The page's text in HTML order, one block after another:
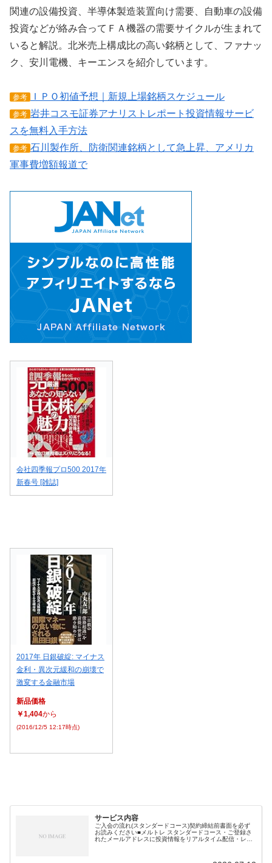
関連の設備投資、半導体製造装置向け需要、自動車の設備
投資などが絡み合ってＦＡ機器の需要サイクルが生まれて
いると解説。北米売上構成比の高い銘柄として、ファナッ
ク、安川電機、キーエンスを紹介しています。
参考 ＩＰＯ初値予想｜新規上場銘柄スケジュール
参考 岩井コスモ証券アナリストレポート投資情報サービ
スを無料入手方法
参考 石川製作所、防衛関連銘柄として急上昇、アメリカ
軍事費増額報道で
会社四季報プロ500 2017年
新春号 [雑誌]
2017年 日銀破綻: マイナス
金利・異次元緩和の崩壊で
激変する金融市場
新品価格
￥1,404から
(2016/12/5 12:17時点)
サービス内容
ご入会の流れ(スタンダードコース)契約締結前書面を必ず
お読みください■メルトレ スタンダードコース・ご登録さ
れたメールアドレスに投資情報をリアルタイム配信・レー